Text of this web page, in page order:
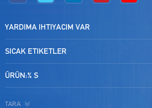
YARDIMA IHTIYACIM VAR
SICAK ETIKETLER
ÜRÜN:% S
TARA